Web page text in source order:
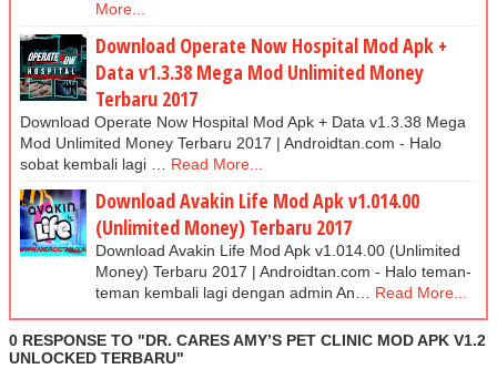
More...
Download Operate Now Hospital Mod Apk +
Data v1.3.38 Mega Mod Unlimited Money
Terbaru 2017
Download Operate Now Hospital Mod Apk + Data v1.3.38 Mega
Mod Unlimited Money Terbaru 2017 | Androidtan.com - Halo
sobat kembali lagi …
Read More...
Download Avakin Life Mod Apk v1.014.00
(Unlimited Money) Terbaru 2017
Download Avakin Life Mod Apk v1.014.00 (Unlimited
Money) Terbaru 2017 | Androidtan.com - Halo teman-
teman kembali lagi dengan admin An…
Read More...
0 RESPONSE TO "DR. CARES AMY’S PET CLINIC MOD APK V1.2
UNLOCKED TERBARU"